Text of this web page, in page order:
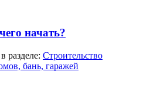
начать?
разделе: Строительство
бань, гаражей